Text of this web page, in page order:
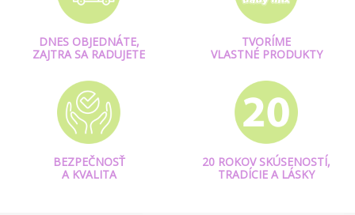
DNES OBJEDNÁTE,
ZAJTRA SA RADUJETE
TVORÍME
VLASTNÉ PRODUKTY
BEZPEČNOSŤ
A KVALITA
20 ROKOV SKÚSENOSTÍ,
TRADÍCIE A LÁSKY